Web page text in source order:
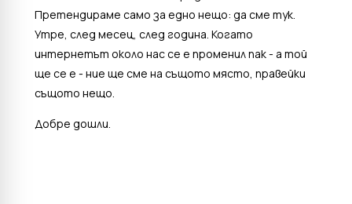
Претендираме само за едно нещо: да сме тук.
Утре, след месец, след година. Когато
интернетът около нас се е променил пак - а той
ще се е - ние ще сме на същото място, правейки
същото нещо.
Добре дошли.